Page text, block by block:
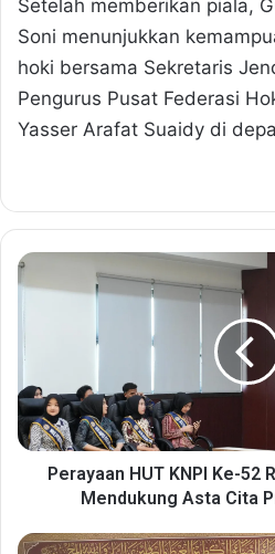
Setelah memberikan piala,
Soni menunjukkan
hoki bersama Sekretaris
Pengurus Pusat Federasi
Yasser Arafat Suaidy di
P
e
y
a
n
H
N
Perayaan HUT KNPI Ke-52
Mendukung Asta Cita
G